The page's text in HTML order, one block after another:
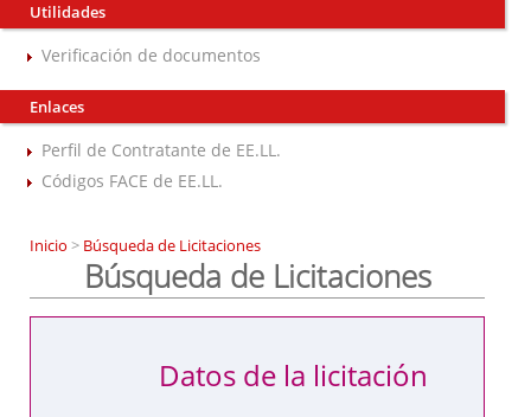
Utilidades
Verificación de documentos
Enlaces
Perfil de Contratante de EE.LL.
Códigos FACE de EE.LL.
Inicio > Búsqueda de Licitaciones
Búsqueda de Licitaciones
Datos de la licitación